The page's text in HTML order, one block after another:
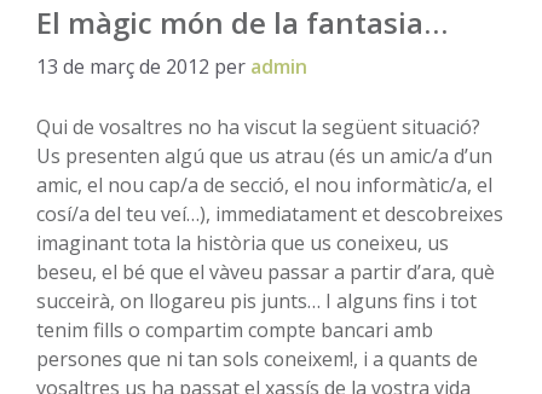
El màgic món de la fantasia…
13 de març de 2012 per admin
Qui de vosaltres no ha viscut la següent situació?
Us presenten algú que us atrau (és un amic/a d’un
amic, el nou cap/a de secció, el nou informàtic/a, el
cosí/a del teu veí…), immediatament et descobreixes
imaginant tota la història que us coneixeu, us
beseu, el bé que el vàveu passar a partir d’ara, què
succeirà, on llogareu pis junts… I alguns fins i tot
tenim fills o compartim compte bancari amb
persones que ni tan sols coneixem!, i a quants de
vosaltres us ha passat el xassís de la vostra vida